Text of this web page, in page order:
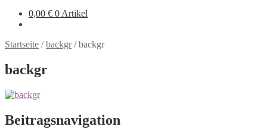
0,00 € 0 Artikel
Startseite /backgr/backgr
backgr
Beitragsnavigation